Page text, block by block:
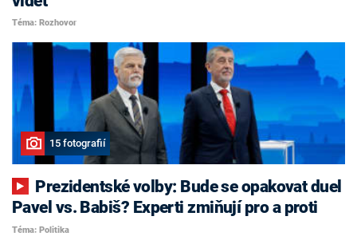
Téma: Rozhovor
15 fotografií
Pavel vs. Babiš? Experti zmiňují pro a proti
Téma: Politika